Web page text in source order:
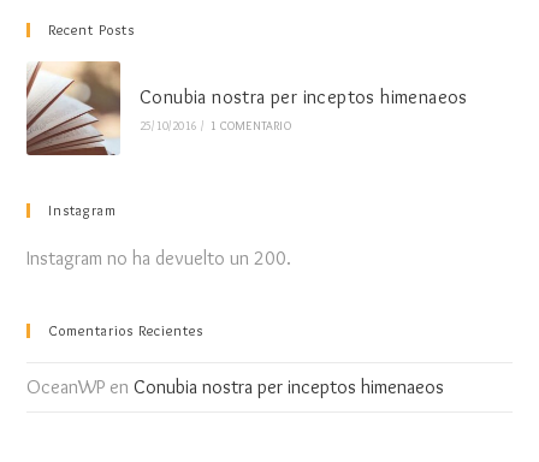
Recent Posts
Conubia nostra per inceptos himenaeos
25/10/2016 / 1 COMENTARIO
Instagram
Instagram no ha devuelto un 200.
Comentarios Recientes
OceanWP enConubia nostra per inceptos himenaeos